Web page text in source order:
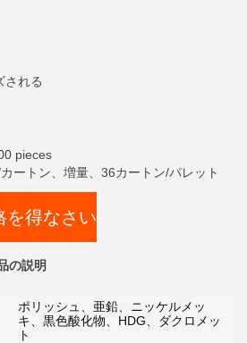
される
pieces
ートン、増量、36カートン/パレット
を得なさい
の説明
ポリッシュ、亜鉛、ニッケルメッ
キ、黒色酸化物、HDG、ダクロメッ
ト